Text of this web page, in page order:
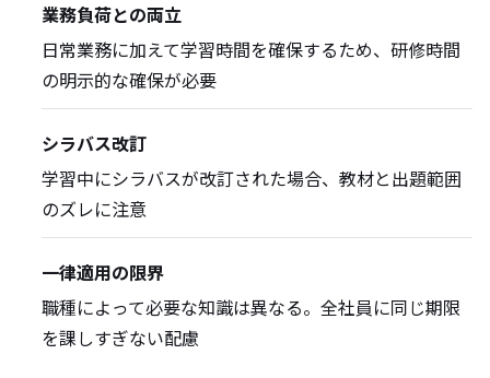
業務負荷との両立
日常業務に加えて学習時間を確保するため、研修時間
の明示的な確保が必要
シラバス改訂
学習中にシラバスが改訂された場合、教材と出題範囲
のズレに注意
一律適用の限界
職種によって必要な知識は異なる。全社員に同じ期限
を課しすぎない配慮